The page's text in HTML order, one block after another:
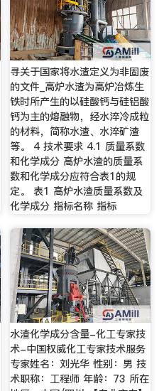
寻关于国家将水渣定义为非固废
的文件_高炉水渣为高炉冶炼生
铁时所产生的以硅酸钙与硅铝酸
钙为主的熔融物，经水淬冷成粒
的材料，简称水渣、水淬矿渣
等。 4 技术要求 4.1 质量系数
和化学成分 高炉水渣的质量系
数和化学成分应符合表1的规
定。 表1 高炉水渣质量系数及
化学成分 指标名称 指标
水渣化学成分含量-化工专家技
术-中国权威化工专家技术服务
专家姓名：刘光华 性别：男 技
术职称：工程师 年龄：73 所在